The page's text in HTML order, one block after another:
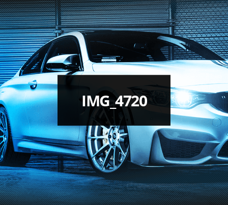
IMG_4720